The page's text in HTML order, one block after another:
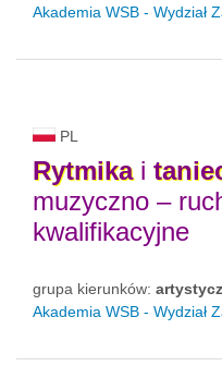
Akademia WSB - Wydział
PL
Rytmikai
muzyczno –
kwalifikacyjne
grupa kierunków:
Akademia WSB - Wydział